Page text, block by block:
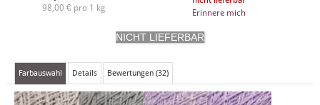
98,00 € pro 1 kg
Erinnere mich
Farbauswahl Details Bewertungen (32)